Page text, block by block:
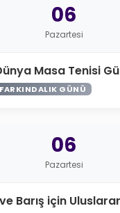
06
Pazartesi
Masa Tenisi
FARKINDALIK GÜNÜ
06
Pazartesi
Barış için